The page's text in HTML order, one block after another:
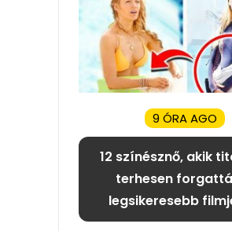
9 ÓRA AGO
12 színésznő, akik
terhesen
legsikeresebb